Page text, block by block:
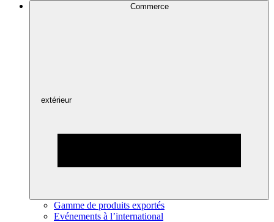
Commerce
extérieur
Gamme de produits exportés
Evénements à l’international